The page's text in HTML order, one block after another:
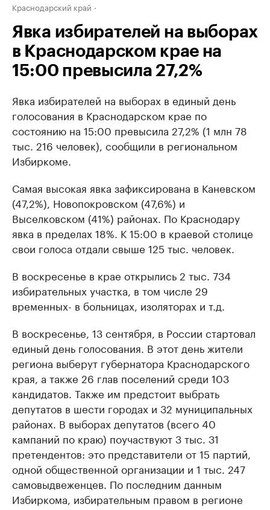
Краснодарский край
Явка избирателей на выборах
в Краснодарском крае на
15:00 превысила 27,2%
Явка избирателей на выборах в единый день
голосования в Краснодарском крае по
состоянию на 15:00 превысила 27,2% (1 млн 78
тыс. 216 человек), сообщили в региональном
Избиркоме.
Самая высокая явка зафиксирована в Каневском
(47,2%), Новопокровском (47,6%) и
Выселковском (41%) районах. По Краснодару
явка в пределах 18%. К 15:00 в краевой столице
свои голоса отдали свыше 125 тыс. человек.
В воскресенье в крае открылись 2 тыс. 734
избирательных участка, в том числе 29
временных- в больницах, изоляторах и т.д.
В воскресенье, 13 сентября, в России стартовал
единый день голосования. В этот день жители
региона выберут губернатора Краснодарского
края, а также 26 глав поселений среди 103
кандидатов. Также им предстоит выбрать
депутатов в шести городах и 32 муниципальных
районах. В выборах депутатов (всего 40
кампаний по краю) поучаствуют 3 тыс. 31
претендентов: это представители от 15 партий,
одной общественной организации и 1 тыс. 247
самовыдвеженцев. По последним данным
Избиркома, избирательным правом в регионе